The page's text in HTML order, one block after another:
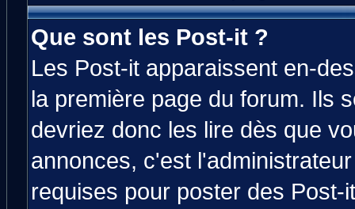
Que sont les Post-it ?
Les Post-it apparaissent en-
la première page du forum. Ils
devriez donc les lire dès que
annonces, c'est
requises pour poster des Post-